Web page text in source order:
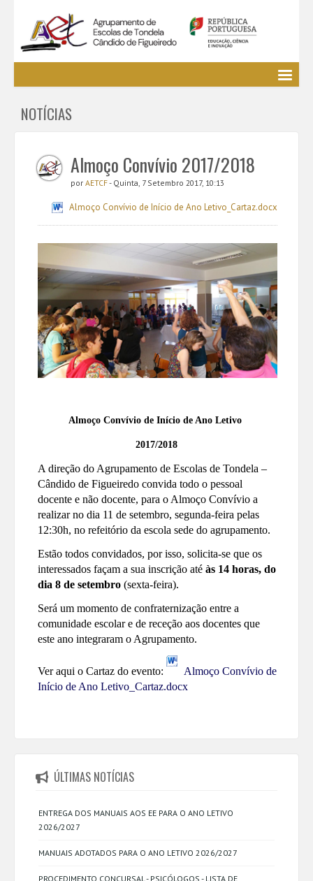
EE / Alunos
Cursos Profissionais
Bibliotecas
Media AETCF
Legislação
NOTÍCIAS
Almoço Convívio 2017/2018
por AETCF- Quinta, 7 Setembro 2017, 10:13
Almoço Convívio de Início de Ano Letivo_Cartaz.docx
Almoço Convívio de Início de Ano Letivo
2017/2018
A direção do Agrupamento de Escolas de Tondela –
Cândido de Figueiredo convida todo o pessoal
docente e não docente, para o Almoço Convívio a
realizar no dia 11 de setembro, segunda-feira pelas
12:30h, no refeitório da escola sede do agrupamento.
Estão todos convidados, por isso, solicita-se que os
interessados façam a sua inscrição até às 14 horas, do
dia 8 de setembro (sexta-feira).
Será um momento de confraternização entre a
comunidade escolar e de receção aos docentes que
este ano integraram o Agrupamento.
Ver aqui o Cartaz do evento:
Almoço Convívio de
Início de Ano Letivo_Cartaz.docx
ÚLTIMAS NOTÍCIAS
ENTREGA DOS MANUAIS AOS EE PARA O ANO LETIVO
2026/2027
MANUAIS ADOTADOS PARA O ANO LETIVO 2026/2027
PROCEDIMENTO CONCURSAL - PSICÓLOGOS - LISTA DE